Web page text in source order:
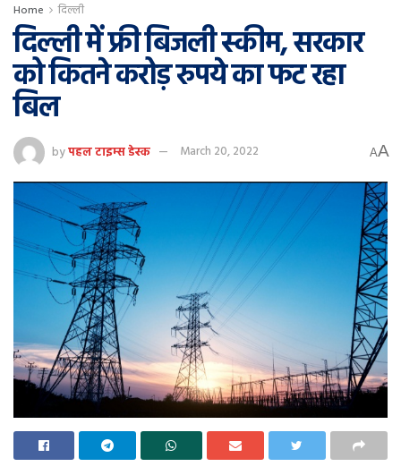
Home दिल्ली
दिल्ली में फ्री बिजली स्कीम, सरकार
को कितने करोड़ रुपये का फट रहा
बिल
byपहल टाइम्स डेस्क March 20, 2022 AA